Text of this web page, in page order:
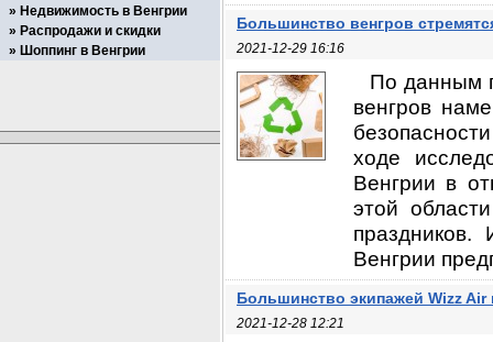
Большинство венгров
2021-12-29 16:16
По данным
венгров
ходе
Венгрии в
этой
праздников.
Венгрии
Большинство экипажей Wizz
2021-12-28 12:21
Недвижимость в Венгрии
Распродажи и скидки
Шоппинг в Венгрии